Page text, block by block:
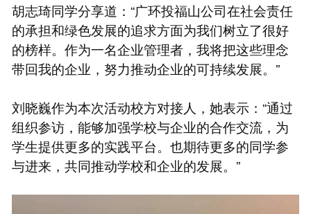
胡志琦同学分享道：“广环投福山公司在社会责任
的承担和绿色发展的追求方面为我们树立了很好
的榜样。作为一名企业管理者，我将把这些理念
带回我的企业，努力推动企业的可持续发展。”
刘晓巍作为本次活动校方对接人，她表示：“通过
组织参访，能够加强学校与企业的合作交流，为
学生提供更多的实践平台。也期待更多的同学参
与进来，共同推动学校和企业的发展。”